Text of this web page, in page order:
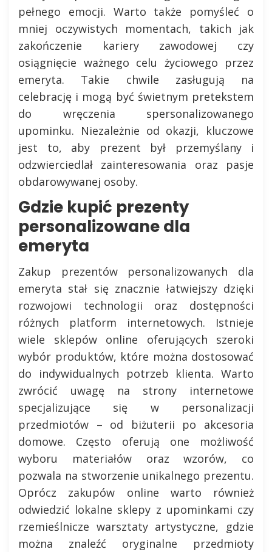
pełnego emocji. Warto także pomyśleć o
mniej oczywistych momentach, takich jak
zakończenie kariery zawodowej czy
osiągnięcie ważnego celu życiowego przez
emeryta. Takie chwile zasługują na
celebrację i mogą być świetnym pretekstem
do wręczenia spersonalizowanego
upominku. Niezależnie od okazji, kluczowe
jest to, aby prezent był przemyślany i
odzwierciedlał zainteresowania oraz pasje
obdarowywanej osoby.
Gdzie kupić prezenty
personalizowane dla
emeryta
Zakup prezentów personalizowanych dla
emeryta stał się znacznie łatwiejszy dzięki
rozwojowi technologii oraz dostępności
różnych platform internetowych. Istnieje
wiele sklepów online oferujących szeroki
wybór produktów, które można dostosować
do indywidualnych potrzeb klienta. Warto
zwrócić uwagę na strony internetowe
specjalizujące się w personalizacji
przedmiotów – od biżuterii po akcesoria
domowe. Często oferują one możliwość
wyboru materiałów oraz wzorów, co
pozwala na stworzenie unikalnego prezentu.
Oprócz zakupów online warto również
odwiedzić lokalne sklepy z upominkami czy
rzemieślnicze warsztaty artystyczne, gdzie
można znaleźć oryginalne przedmioty